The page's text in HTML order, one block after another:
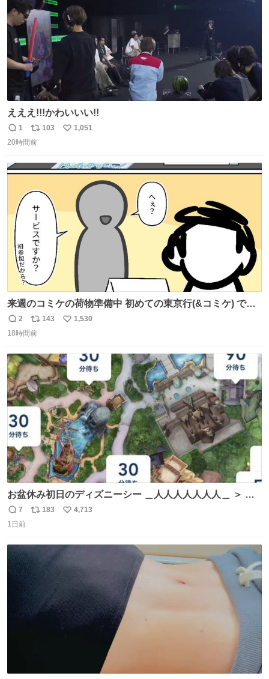
えええ!!!かわいいい!!
返
信
1
リ
ポ
ト
103
い
数
1,051
20時間前
来週のコミケの荷物準備中 初めての東京行(&コミケ) です
#C108
返
信
2
リ
ポ
ト
数
143
い
数
1,530
18時間前
お盆休み初日のディズニーシー ＿人人人人人人人＿ ＞ 空
い て る！＜ ￣^Y^Y^Y^Y^ Y￣
返
信
7
リ
ト
183
い
4,713
1日前